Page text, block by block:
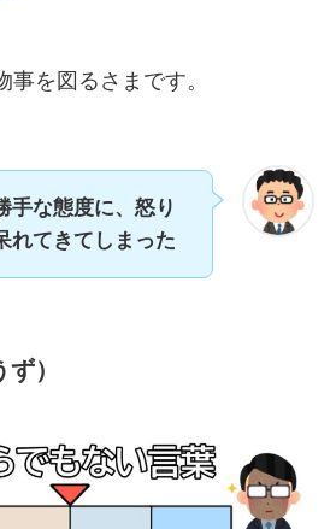
事を図るさまです。
手な態度に、怒り
れてきてしまった
）